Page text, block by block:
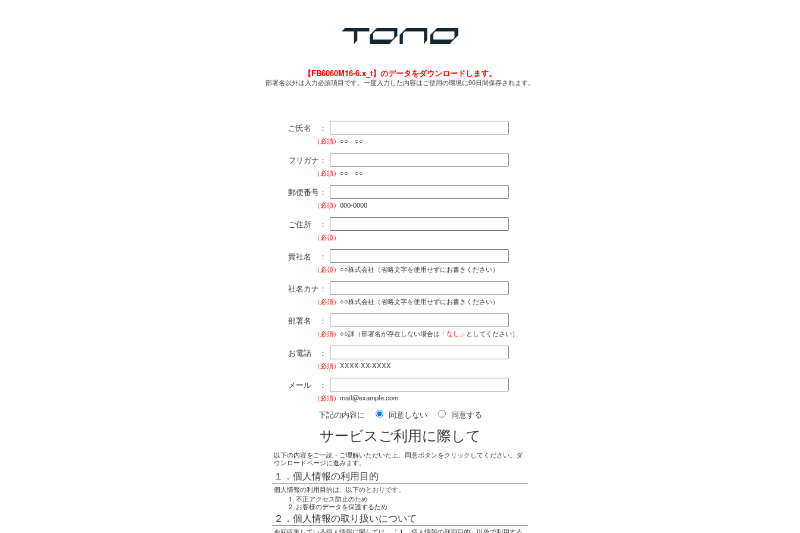
【FB6060M16-6.x_t】のデータをダウンロードします。
部署名以外は入力必須項目です。一度入力した内容はご使用の環境に90日間保存されます。
ご氏名 ：
（必須） ○○ ○○
フリガナ：
（必須） ○○ ○○
郵便番号：
（必須） 000-0000
ご住所 ：
（必須）
貴社名 ：
（必須） ○○株式会社（省略文字を使用せずにお書きください）
社名カナ：
（必須） ○○株式会社（省略文字を使用せずにお書きください）
部署名 ：
（必須） ○○課（部署名が存在しない場合は 「なし」 としてください）
お電話 ：
（必須） XXXX-XX-XXXX
メール ：
（必須） mail@example.com
下記の内容に 同意しない 同意する
サービスご利用に際して
以下の内容をご一読・ご理解いただいた上、同意ボタンをクリックしてください。ダ
ウンロードページに進みます。
１．個人情報の利用目的
個人情報の利用目的は、以下のとおりです。
不正アクセス防止のため
お客様のデータを保護するため
２．個人情報の取り扱いについて